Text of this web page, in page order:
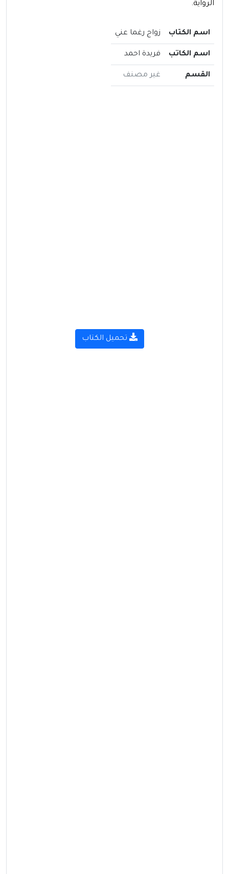
الرواية.
اسم الكتاب زواج رغما عني
اسم الكاتب فريدة احمد
القسم غير مصنف
تحميل الكتاب